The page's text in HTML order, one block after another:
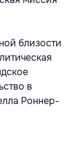
близости
в
Роннер-